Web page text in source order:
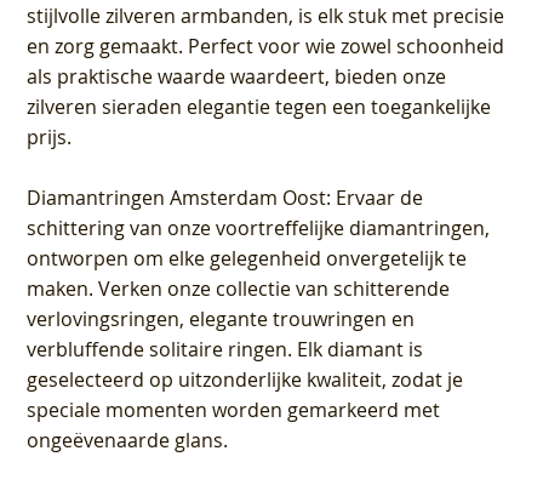
stijlvolle zilveren armbanden, is elk stuk met precisie
en zorg gemaakt. Perfect voor wie zowel schoonheid
als praktische waarde waardeert, bieden onze
zilveren sieraden elegantie tegen een toegankelijke
prijs.
Diamantringen Amsterdam Oost: Ervaar de
schittering van onze voortreffelijke diamantringen,
ontworpen om elke gelegenheid onvergetelijk te
maken. Verken onze collectie van schitterende
verlovingsringen, elegante trouwringen en
verbluffende solitaire ringen. Elk diamant is
geselecteerd op uitzonderlijke kwaliteit, zodat je
speciale momenten worden gemarkeerd met
ongeëvenaarde glans.